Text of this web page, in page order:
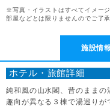
※写真・イラストはすべてイメー
部屋などとは限りませんのでご了承
施設情報
ホテル・旅館詳細
純和風の山水閣、昔のままの
趣向が異なる３棟で湯巡りが